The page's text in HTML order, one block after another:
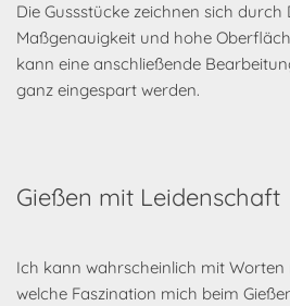
Die Gussstücke zeichnen sich
Maßgenauigkeit und hohe
kann eine anschließende
ganz eingespart werden.
Gießen mit Leidenschaft
Ich kann wahrscheinlich mit
welche Faszination mich beim